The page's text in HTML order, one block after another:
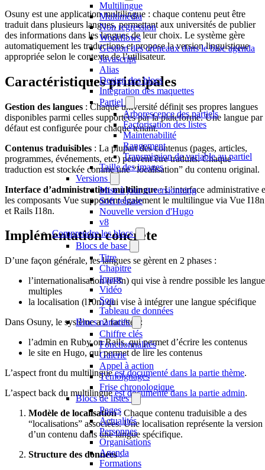
Multilingue
Multimédia
Non regression
Workflows
Gestion des créneaux dans le bloc agenda
Javascript
Alias
Design des blocs
Intégration des maquettes
Partiel
Arborescence des partiels
Factorisation des listes
Maintenabilité
Rangement
Transmission de variable au partiel
Taille des images
Versions
Mise à jour et versionning
Soft release
Nouvelle version d'Hugo
v8
Comprendre les blocs
Blocs de base
Titre
Chapitre
Image
Vidéo
Son
Tableau de données
Blocs narratifs
Chiffre clés
Fonctionnalités
Galerie
Appel à action
Témoignages
Frise chronologique
Blocs de listes
Pages
Actualités
Personnes
Organisations
Agenda
Formations
Osuny est une application multilingue : chaque contenu peut être
traduit dans plusieurs langues, permettant aux universités de publier
des informations dans les langues de leur choix. Le système gère
automatiquement les traductions et propose la version linguistique
appropriée selon le contexte de l’utilisateur.
Caractéristiques principales
Gestion des langues : Chaque université définit ses propres langues
disponibles parmi celles supportées par la plateforme. Une langue par
défaut est configurée pour chaque tenant.
Contenus traduisibles : La plupart des contenus (pages, articles,
programmes, événements, etc.) peuvent être traduits. Chaque
traduction est stockée comme une “localisation” du contenu original.
Interface d’administration multilingue: L’interface administrative
les composants Vue supportent également le multilingue via Vue I18n
et Rails I18n.
Implémentation concrète
D’une façon générale, les langues se gèrent en 2 phases :
l’internationalisation (i18n) qui vise à rendre possible les
multiples
la localisation (l10n) qui vise à intégrer une langue spécifique
Dans Osuny, le système a 2 facettes :
l’admin en Ruby on Rails, qui permet d’écrire les contenus
le site en Hugo, qui permet de lire les contenus
L’aspect front du multilingueest documenté dans la partie thème.
L’aspect back du multilingueest documenté dans la partie admin.
Modèle de localisation: Chaque contenu traduisible a des
“localisations” associées. Une localisation représente la version
d’un contenu dans une langue spécifique.
Structure des données: